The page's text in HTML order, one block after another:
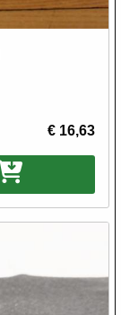
€ 16,63